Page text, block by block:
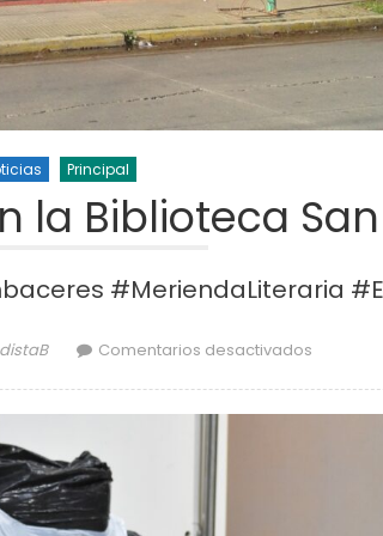
Principal
la Biblioteca
#MeriendaLiteraria
Comentarios desactivados en